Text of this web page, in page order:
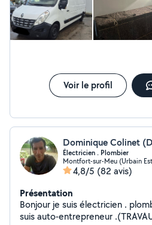
Voir le profil
Dominique Colinet
Électricien . Plombier
Montfort-sur-Meu (Urbain
4,8/5 (82 avis)
Présentation
Bonjour je suis électricien .
suis auto-entrepreneur